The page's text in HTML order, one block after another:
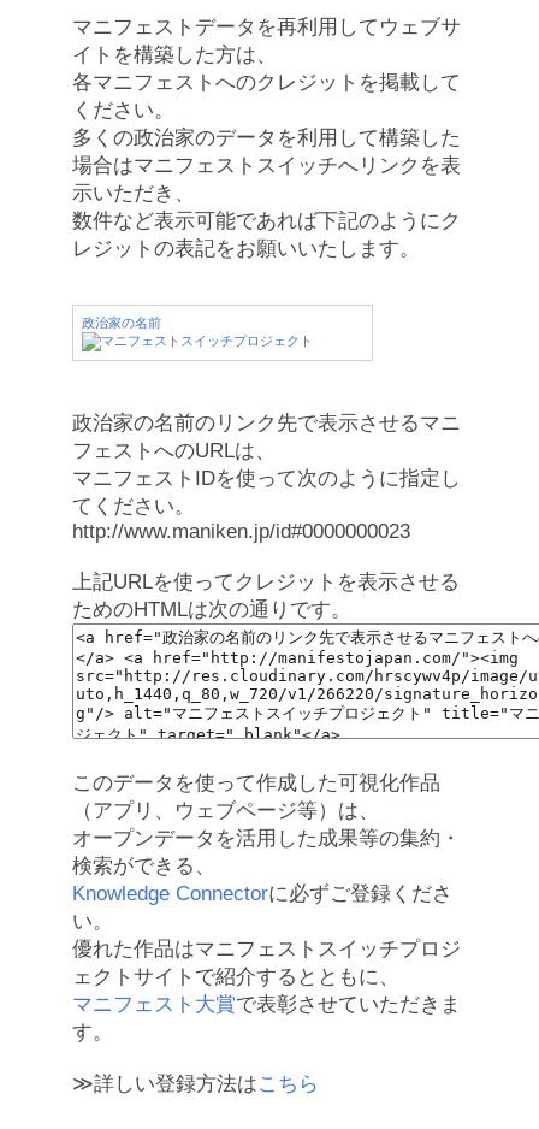
マニフェストデータを再利用してウェブサ
イトを構築した方は、
各マニフェストへのクレジットを掲載して
ください。
多くの政治家のデータを利用して構築した
場合はマニフェストスイッチへリンクを表
示いただき、
数件など表示可能であれば下記のようにク
レジットの表記をお願いいたします。
政治家の名前
政治家の名前のリンク先で表示させるマニ
フェストへのURLは、
マニフェストIDを使って次のように指定し
てください。
http://www.maniken.jp/id#0000000023
上記URLを使ってクレジットを表示させる
ためのHTMLは次の通りです。
このデータを使って作成した可視化作品
（アプリ、ウェブページ等）は、
オープンデータを活用した成果等の集約・
検索ができる、
Knowledge Connectorに必ずご登録くださ
い。
優れた作品はマニフェストスイッチプロジ
ェクトサイトで紹介するとともに、
マニフェスト大賞で表彰させていただきま
す。
≫詳しい登録方法はこちら